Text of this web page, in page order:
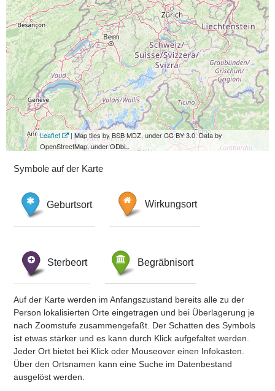
Leaflet
| Map tiles by BSB MDZ, under CC BY 3.0. Data by
OpenStreetMap, under ODbL.
Symbole auf der Karte
Geburtsort Wirkungsort
Sterbeort Begräbnisort
Auf der Karte werden im Anfangszustand bereits alle zu der
Person lokalisierten Orte eingetragen und bei Überlagerung je
nach Zoomstufe zusammengefaßt. Der Schatten des Symbols
ist etwas stärker und es kann durch Klick aufgefaltet werden.
Jeder Ort bietet bei Klick oder Mouseover einen Infokasten.
Über den Ortsnamen kann eine Suche im Datenbestand
ausgelöst werden.